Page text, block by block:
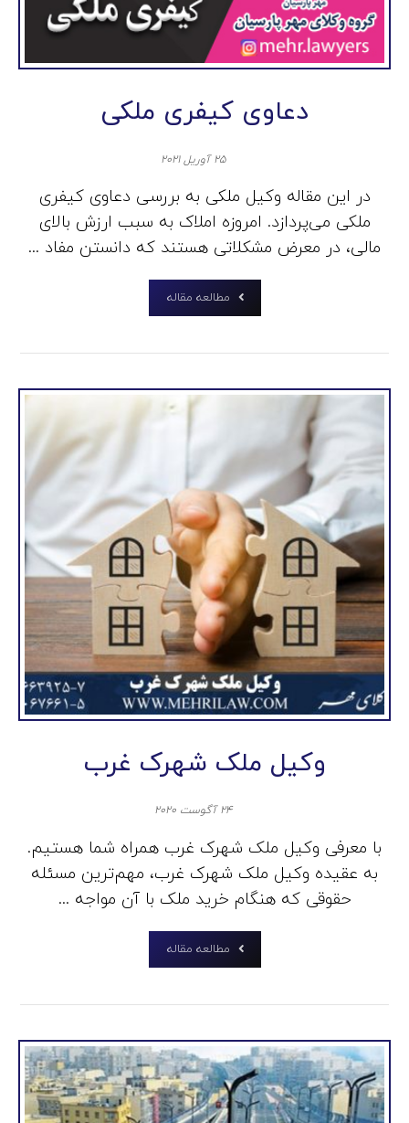
دعاوی کیفری ملکی
۲۵ آوریل ۲۰۲۱
در این مقاله وکیل ملکی به بررسی دعاوی کیفری
ملکی می‌پردازد. امروزه املاک به سبب ارزش بالای
مالی، در معرض مشکلاتی هستند که دانستن مفاد ...
مطالعه مقاله
وکیل ملک شهرک غرب
۲۴ آگوست ۲۰۲۰
با معرفی وکیل ملک شهرک غرب همراه شما هستیم.
به عقیده وکیل ملک شهرک غرب، مهم‌ترین مسئله‌‌
حقوقی که هنگام خرید ملک با آن مواجه ...
مطالعه مقاله